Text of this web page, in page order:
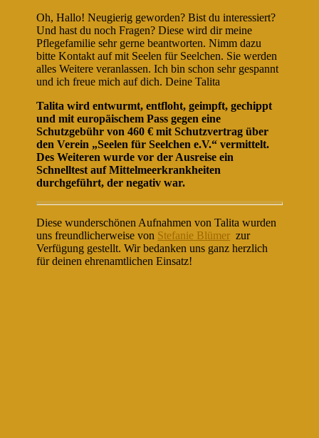
Oh, Hallo! Neugierig geworden? Bist du interessiert?
Und hast du noch Fragen? Diese wird dir meine
Pflegefamilie sehr gerne beantworten. Nimm dazu
bitte Kontakt auf mit Seelen für Seelchen. Sie werden
alles Weitere veranlassen. Ich bin schon sehr gespannt
und ich freue mich auf dich. Deine Talita
Talita wird entwurmt, entfloht, geimpft, gechippt
und mit europäischem Pass gegen eine
Schutzgebühr von 460 € mit Schutzvertrag über
den Verein „Seelen für Seelchen e.V.“ vermittelt.
Des Weiteren wurde vor der Ausreise ein
Schnelltest auf Mittelmeerkrankheiten
durchgeführt, der negativ war.
Diese wunderschönen Aufnahmen von Talita wurden
uns freundlicherweise von Stefanie Blümer zur
Verfügung gestellt. Wir bedanken uns ganz herzlich
für deinen ehrenamtlichen Einsatz!